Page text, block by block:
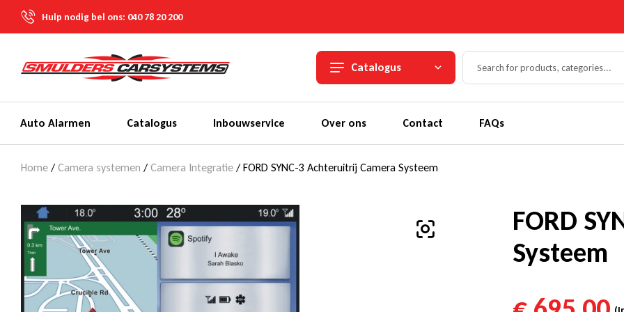
Hulp nodig bel ons: 040 78 20 200
Catalogus
Auto Alarmen Catalogus Inbouwservice Over ons Contact FAQs
Home / Camera systemen / Camera Integratie / FORD SYNC-3 Achteruitrij Camera Systeem
FORD
Systeem